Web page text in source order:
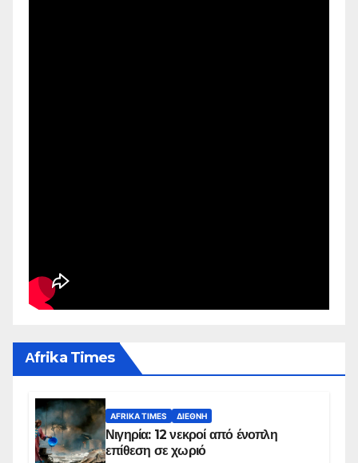
Αfrika Times
AFRIKA TIMES ΔΙΕΘΝΉ
Νιγηρία: 12 νεκροί από ένοπλη
επίθεση σε χωριό